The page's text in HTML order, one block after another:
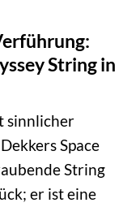
String in
sinnlicher
Space
String
er ist eine